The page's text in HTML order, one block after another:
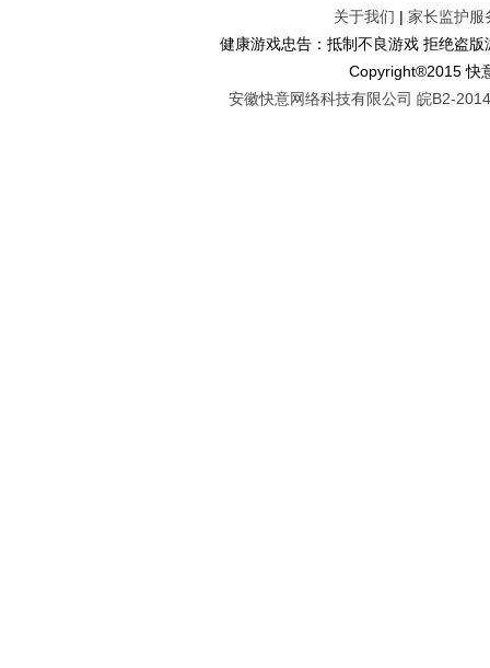
关于我们 | 家长监护服
健康游戏忠告：抵制不良游戏 拒绝盗
Copyright®2015 快
安徽快意网络科技有限公司 皖B2-